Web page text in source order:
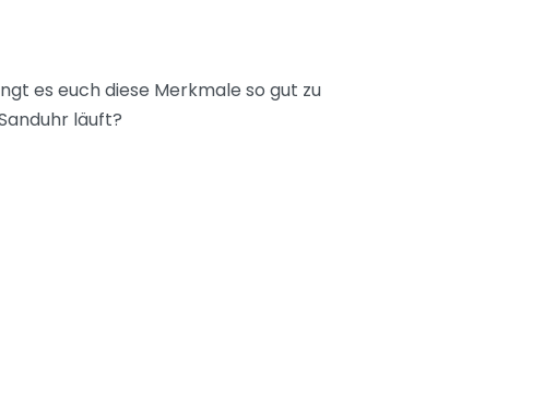
es euch diese Merkmale so gut zu
läuft?